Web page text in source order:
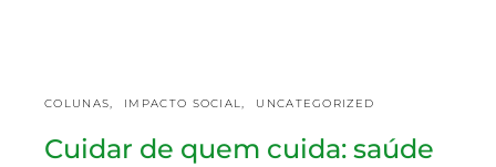
COLUNAS IMPACTO SOCIAL UNCATEGORIZED
Cuidar de quem cuida: saúde